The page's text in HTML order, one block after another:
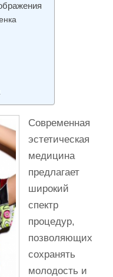
Современная
эстетическая
медицина
предлагает
широкий
спектр
процедур,
позволяющих
сохранять
молодость и